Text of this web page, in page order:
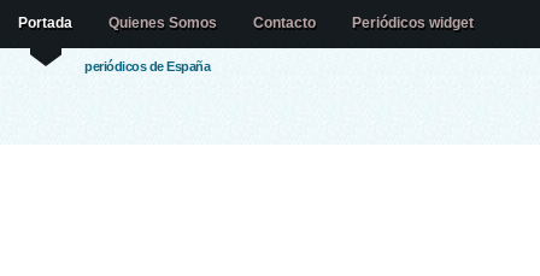
periódicos de España
Portada Quienes Somos Contacto Periódicos widget